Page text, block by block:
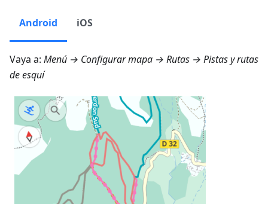
Android iOS
Vaya a: Menú → Configurar mapa → Rutas → Pistas y rutas
de esquí